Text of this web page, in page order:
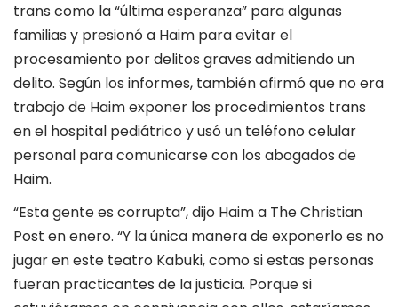
trans como la “última esperanza” para algunas
familias y presionó a Haim para evitar el
procesamiento por delitos graves admitiendo un
delito. Según los informes, también afirmó que no era
trabajo de Haim exponer los procedimientos trans
en el hospital pediátrico y usó un teléfono celular
personal para comunicarse con los abogados de
Haim.
“Esta gente es corrupta”, dijo Haim a The Christian
Post en enero. “Y la única manera de exponerlo es no
jugar en este teatro Kabuki, como si estas personas
fueran practicantes de la justicia. Porque si